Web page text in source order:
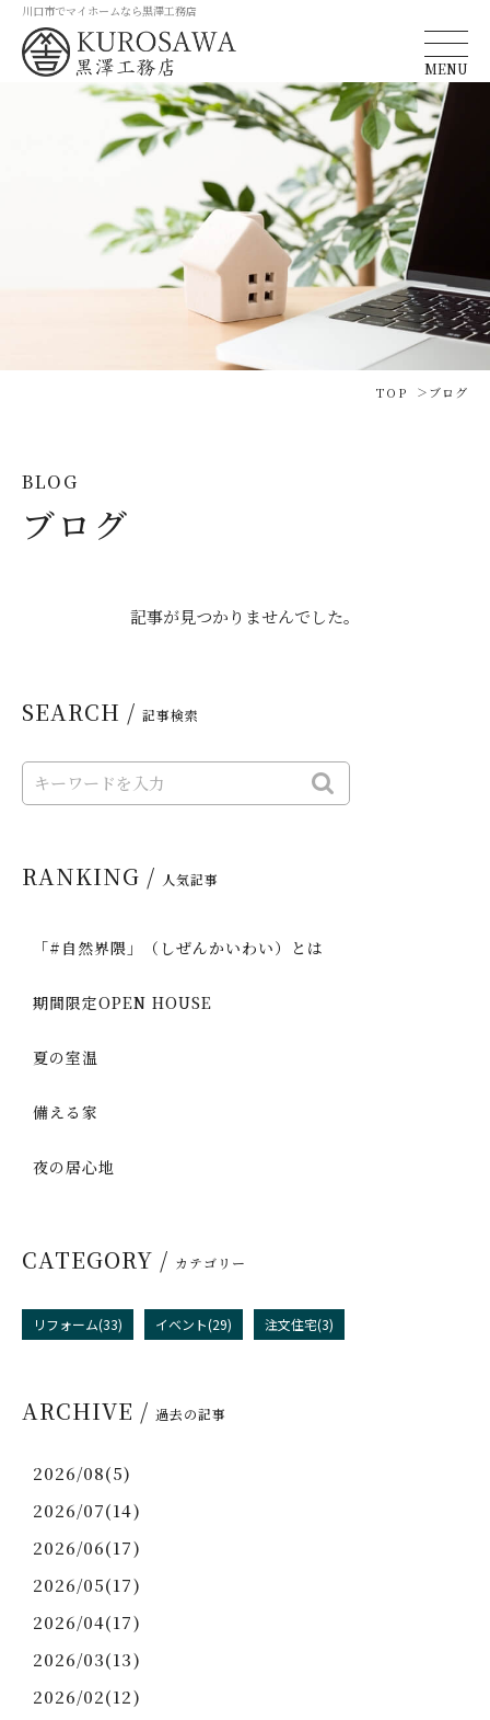
川口市でマイホームなら黒澤工務店
MENU
TOP ブログ
BLOG
ブログ
記事が見つかりませんでした。
SEARCH / 記事検索
RANKING / 人気記事
「#自然界隈」（しぜんかいわい）とは
期間限定OPEN HOUSE
夏の室温
備える家
夜の居心地
CATEGORY / カテゴリー
リフォーム(33) イベント(29) 注文住宅(3)
ARCHIVE / 過去の記事
2026/08(5)
2026/07(14)
2026/06(17)
2026/05(17)
2026/04(17)
2026/03(13)
2026/02(12)